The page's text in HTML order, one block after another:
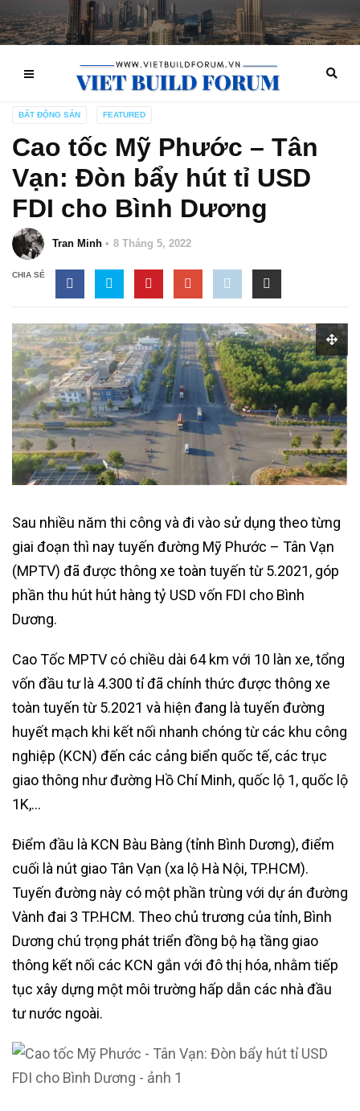
BẤT ĐỘNG SẢN FEATURED
Cao tốc Mỹ Phước – Tân
Vạn: Đòn bẩy hút tỉ USD
FDI cho Bình Dương
Tran Minh 8 Tháng 5, 2022
CHIA SẺ
Sau nhiều năm thi công và đi vào sử dụng theo từng
giai đoạn thì nay tuyến đường Mỹ Phước – Tân Vạn
(MPTV) đã được thông xe toàn tuyến từ 5.2021, góp
phần thu hút hút hàng tỷ USD vốn FDI cho Bình
Dương.
Cao Tốc MPTV có chiều dài 64 km với 10 làn xe, tổng
vốn đầu tư là 4.300 tỉ đã chính thức được thông xe
toàn tuyến từ 5.2021 và hiện đang là tuyến đường
huyết mạch khi kết nối nhanh chóng từ các khu công
nghiệp (KCN) đến các cảng biển quốc tế, các trục
giao thông như đường Hồ Chí Minh, quốc lộ 1, quốc lộ
1K,…
Điểm đầu là KCN Bàu Bàng (tỉnh Bình Dương), điểm
cuối là nút giao Tân Vạn (xa lộ Hà Nội, TP.HCM).
Tuyến đường này có một phần trùng với dự án đường
Vành đai 3 TP.HCM. Theo chủ trương của tỉnh, Bình
Dương chú trọng phát triển đồng bộ hạ tầng giao
thông kết nối các KCN gắn với đô thị hóa, nhằm tiếp
tục xây dựng một môi trường hấp dẫn các nhà đầu
tư nước ngoài.